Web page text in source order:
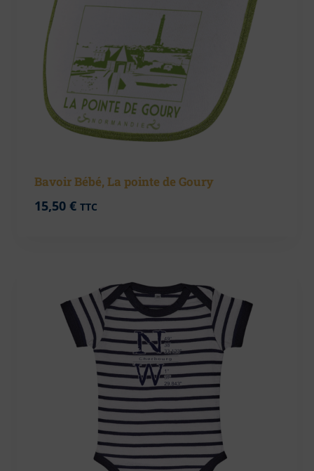
Bavoir Bébé, La pointe de Goury
15,50 € TTC